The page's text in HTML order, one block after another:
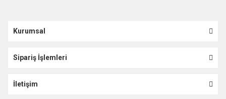
Kurumsal
Sipariş İşlemleri
İletişim